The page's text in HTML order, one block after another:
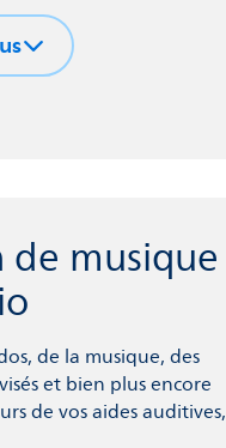
musique
de la musique, des
et bien plus encore
de vos aides auditives,